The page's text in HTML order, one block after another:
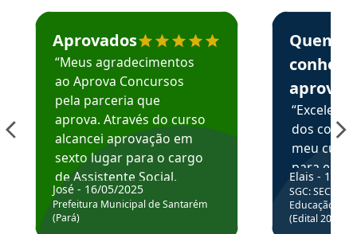
Estudante José recomenda o Aprova Concursos em
Aprovados
“Meus agradecimentos
ao Aprova Concursos
pela parceria que
aprova. Através do curso
alcancei aprovação em
sexto lugar para o cargo
de Assistente Social.
Hoje estou atuando na
Prefeitura de Santarém.
José - 16/05/2025
Prefeitura Municipal de Santarém
(Pará)
Estudante
Quem
aprova
dos
meu
para
colocar
através
de
Elais - 15/
SGC: SEC BA
Educação
(Edital